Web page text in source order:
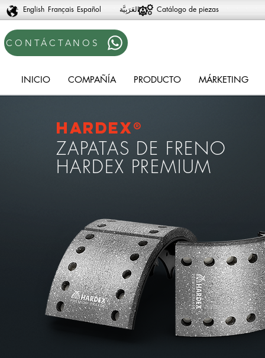
English Français Español العَرَبِيَّة‎‎ Catálogo de piezas
CONTÁCTANOS
ZAPATAS DE FRENO
HARDEX PREMIUM
Hardex®
INICIO COMPAÑÍA PRODUCTO MÁRKETING